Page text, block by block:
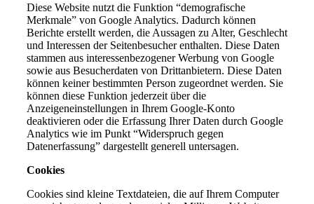
Diese Website nutzt die Funktion “demografische
Merkmale” von Google Analytics. Dadurch können
Berichte erstellt werden, die Aussagen zu Alter, Geschlecht
und Interessen der Seitenbesucher enthalten. Diese Daten
stammen aus interessenbezogener Werbung von Google
sowie aus Besucherdaten von Drittanbietern. Diese Daten
können keiner bestimmten Person zugeordnet werden. Sie
können diese Funktion jederzeit über die
Anzeigeneinstellungen in Ihrem Google-Konto
deaktivieren oder die Erfassung Ihrer Daten durch Google
Analytics wie im Punkt “Widerspruch gegen
Datenerfassung” dargestellt generell untersagen.
Cookies
Cookies sind kleine Textdateien, die auf Ihrem Computer